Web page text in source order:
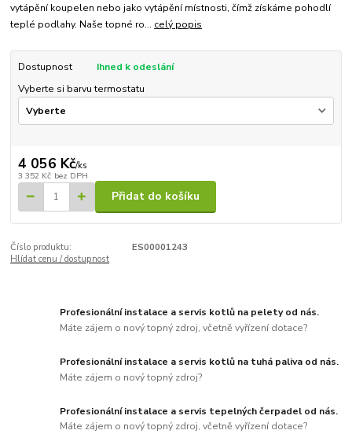
vytápění koupelen nebo jako vytápění místnosti, čímž získáme pohodlí
teplé podlahy. Naše topné ro... celý popis
Dostupnost
Ihned k odeslání
Vyberte si barvu termostatu
4 056 Kč/ks
3 352 Kč bez DPH
Přidat do košíku
Číslo produktu:
ES00001243
Hlídat cenu / dostupnost
Profesionální instalace a servis kotlů na pelety od nás.
Máte zájem o nový topný zdroj, včetně vyřízení dotace?
Profesionální instalace a servis kotlů na tuhá paliva od nás.
Máte zájem o nový topný zdroj?
Profesionální instalace a servis tepelných čerpadel od nás.
Máte zájem o nový topný zdroj, včetně vyřízení dotace?